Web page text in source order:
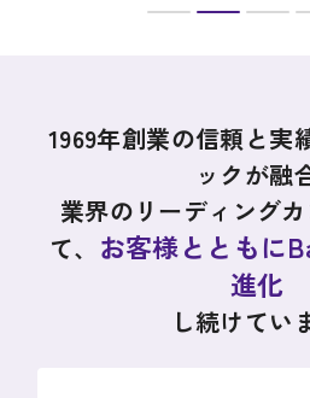
1969年創業の信頼と実
ックが融
業界のリーディング
て、 お客様とともに
進化
し続けてい